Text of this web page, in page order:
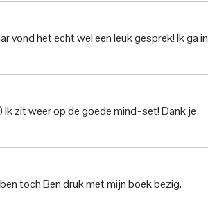
vond het echt wel een leuk gesprek! Ik ga in
zit weer op de goede mind=set! Dank je
toch Ben druk met mijn boek bezig.